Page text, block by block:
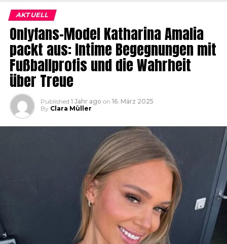
AKTUELL
Onlyfans-Model Katharina Amalia
packt aus: Intime Begegnungen mit
Fußballprofis und die Wahrheit
über Treue
Published 1 Jahr ago on 16. März 2025
By Clara Müller